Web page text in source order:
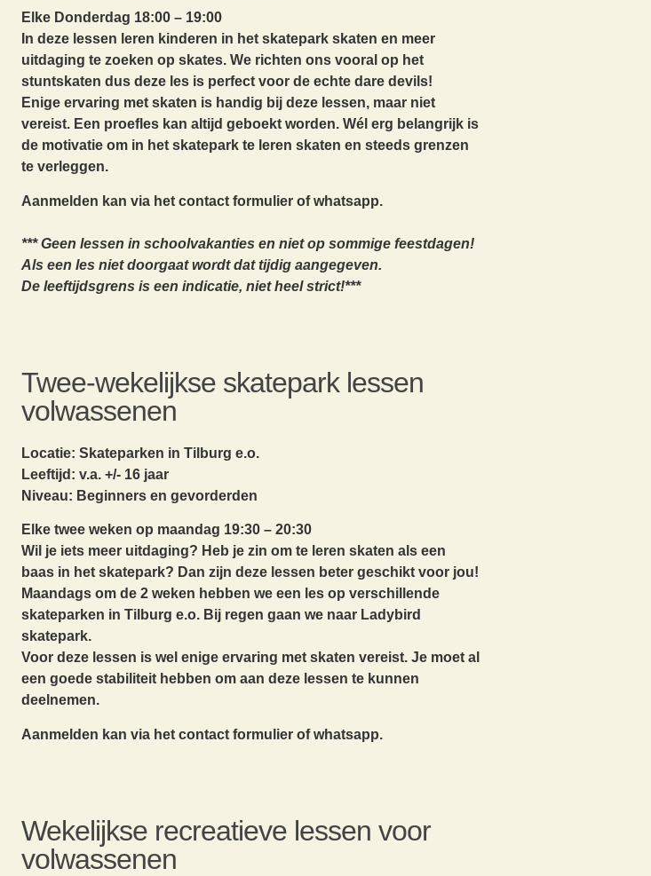
Elke Donderdag 18:00 – 19:00
In deze lessen leren kinderen in het skatepark skaten en meer
uitdaging te zoeken op skates. We richten ons vooral op het
stuntskaten dus deze les is perfect voor de echte dare devils!
Enige ervaring met skaten is handig bij deze lessen, maar niet
vereist. Een proefles kan altijd geboekt worden. Wél erg belangrijk is
de motivatie om in het skatepark te leren skaten en steeds grenzen
te verleggen.
Aanmelden kan via het contact formulier of whatsapp.
*** Geen lessen in schoolvakanties en niet op sommige feestdagen!
Als een les niet doorgaat wordt dat tijdig aangegeven.
De leeftijdsgrens is een indicatie, niet heel strict!***
Twee-wekelijkse skatepark lessen
volwassenen
Locatie: Skateparken in Tilburg e.o.
Leeftijd: v.a. +/- 16 jaar
Niveau: Beginners en gevorderden
Elke twee weken op maandag 19:30 – 20:30
Wil je iets meer uitdaging? Heb je zin om te leren skaten als een
baas in het skatepark? Dan zijn deze lessen beter geschikt voor jou!
Maandags om de 2 weken hebben we een les op verschillende
skateparken in Tilburg e.o. Bij regen gaan we naar Ladybird
skatepark.
Voor deze lessen is wel enige ervaring met skaten vereist. Je moet al
een goede stabiliteit hebben om aan deze lessen te kunnen
deelnemen.
Aanmelden kan via het contact formulier of whatsapp.
Wekelijkse recreatieve lessen voor
volwassenen